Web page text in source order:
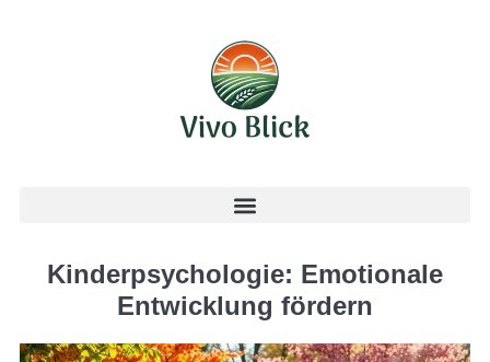
Kinderpsychologie: Emotionale
Entwicklung fördern